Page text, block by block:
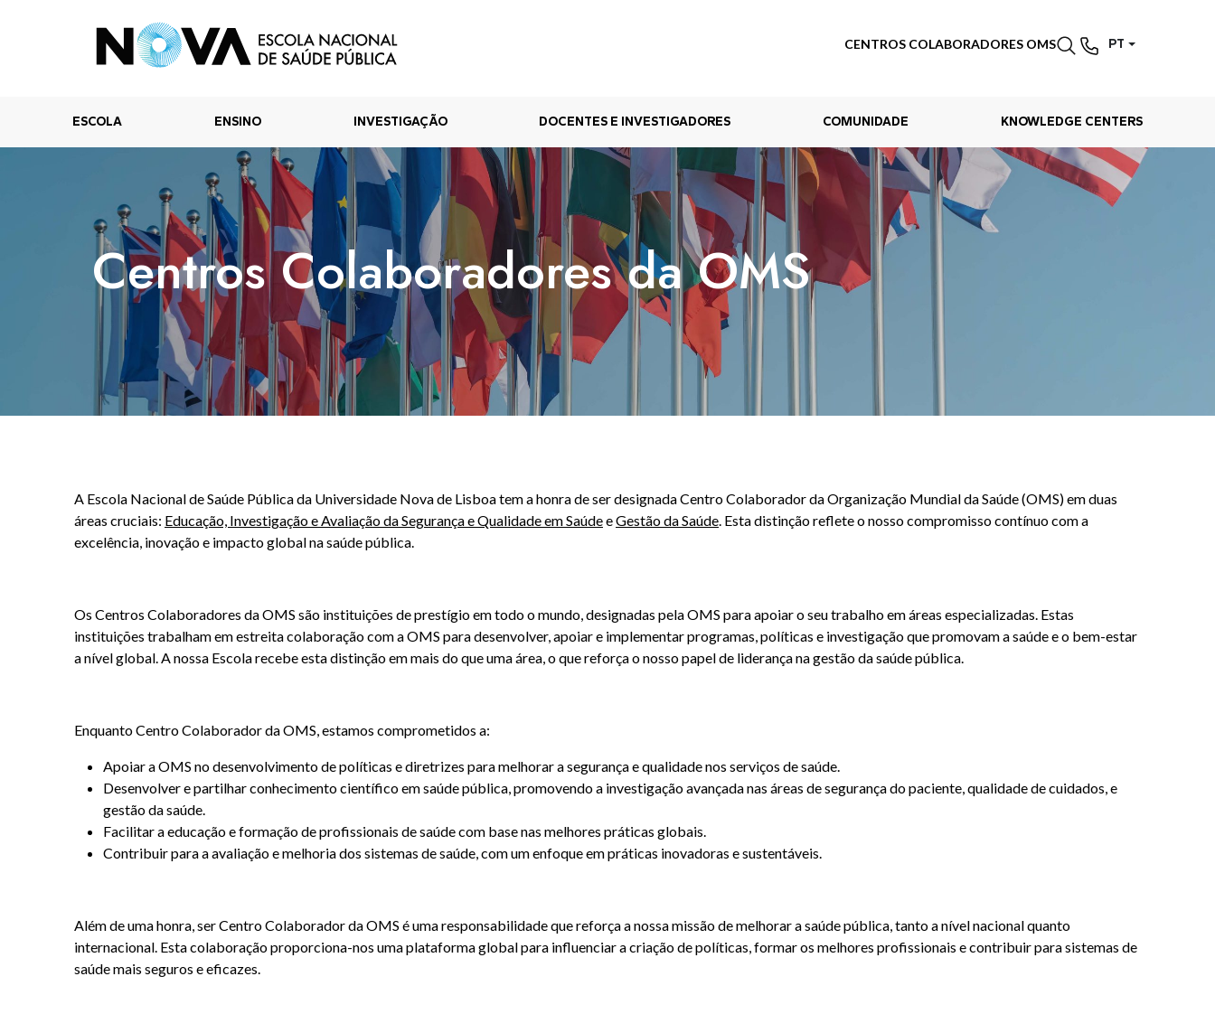
CENTROS COLABORADORES OMS PT
ESCOLA ENSINO INVESTIGAÇÃO DOCENTES E INVESTIGADORES COMUNIDADE KNOWLEDGE CENTERS
Centros Colaboradores da OMS
A Escola Nacional de Saúde Pública da Universidade Nova de Lisboa tem a honra de ser designada Centro Colaborador da Organização Mundial da Saúde (OMS) em duas
áreas cruciais: Educação, Investigação e Avaliação da Segurança e Qualidade em SaúdeeGestão da Saúde. Esta distinção reflete o nosso compromisso contínuo com a
excelência, inovação e impacto global na saúde pública.
Os Centros Colaboradores da OMS são instituições de prestígio em todo o mundo, designadas pela OMS para apoiar o seu trabalho em áreas especializadas. Estas
instituições trabalham em estreita colaboração com a OMS para desenvolver, apoiar e implementar programas, políticas e investigação que promovam a saúde e o bem-estar
a nível global. A nossa Escola recebe esta distinção em mais do que uma área, o que reforça o nosso papel de liderança na gestão da saúde pública.
Enquanto Centro Colaborador da OMS, estamos comprometidos a:
Apoiar a OMS no desenvolvimento de políticas e diretrizes para melhorar a segurança e qualidade nos serviços de saúde.
Desenvolver e partilhar conhecimento científico em saúde pública, promovendo a investigação avançada nas áreas de segurança do paciente, qualidade de cuidados, e
gestão da saúde.
Facilitar a educação e formação de profissionais de saúde com base nas melhores práticas globais.
Contribuir para a avaliação e melhoria dos sistemas de saúde, com um enfoque em práticas inovadoras e sustentáveis.
Além de uma honra, ser Centro Colaborador da OMS é uma responsabilidade que reforça a nossa missão de melhorar a saúde pública, tanto a nível nacional quanto
internacional. Esta colaboração proporciona-nos uma plataforma global para influenciar a criação de políticas, formar os melhores profissionais e contribuir para sistemas de
saúde mais seguros e eficazes.